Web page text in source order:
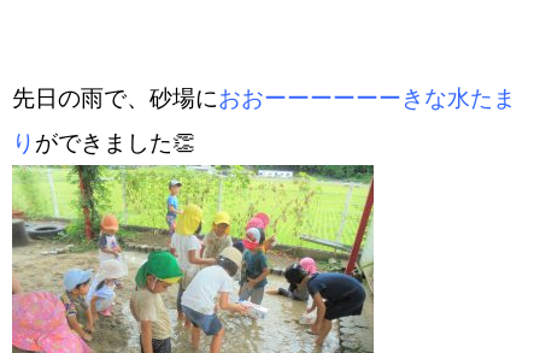
先日の雨で、砂場におおーーーーーーきな水たま
り ができました👏